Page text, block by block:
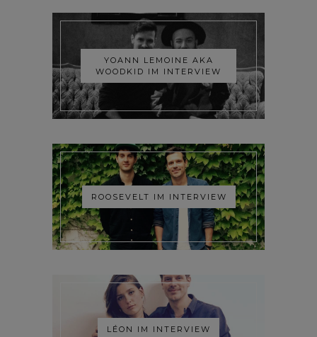
YOANN LEMOINE AKA
WOODKID IM INTERVIEW
ROOSEVELT IM INTERVIEW
LÉON IM INTERVIEW